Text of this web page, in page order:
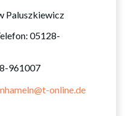
Paluszkiewicz
961007
online.de